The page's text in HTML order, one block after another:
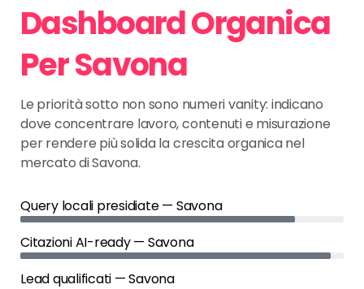
Dashboard Organica
Per Savona
Le priorità sotto non sono numeri vanity: indicano
dove concentrare lavoro, contenuti e misurazione
per rendere più solida la crescita organica nel
mercato di Savona.
Query locali presidiate — Savona
Citazioni AI-ready — Savona
Lead qualificati — Savona